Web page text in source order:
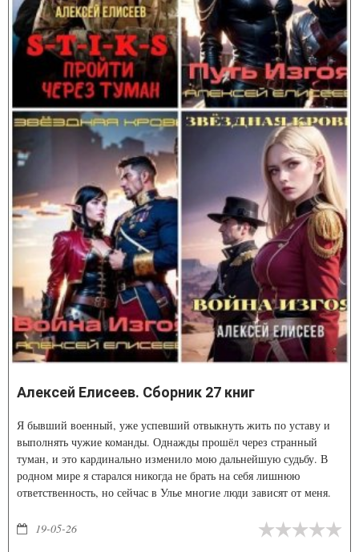
Алексей Елисеев. Сборник 27 книг
Я бывший военный, уже успевший отвыкнуть жить по уставу и
выполнять чужие команды. Однажды прошёл через странный
туман, и это кардинально изменило мою дальнейшую судьбу. В
родном мире я старался никогда не брать на себя лишнюю
ответственность, но сейчас в Улье многие люди зависят от меня.
мне радости
19-05-26